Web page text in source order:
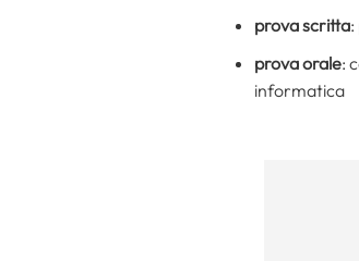
prova scritta:
prova orale:
informatica